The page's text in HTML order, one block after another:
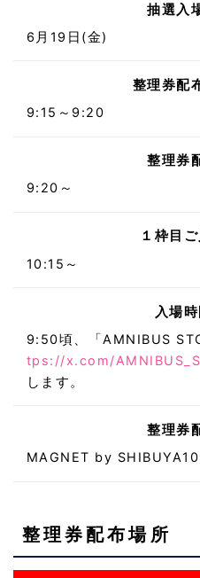
抽選入
6月19日(金)
整理券配
9:15～9:20
整理券
9:20～
１枠目
10:15～
入場
9:50頃、「AMNIBUS
tps://x.com/
します。
整理券
MAGNET by
整理券配布場所